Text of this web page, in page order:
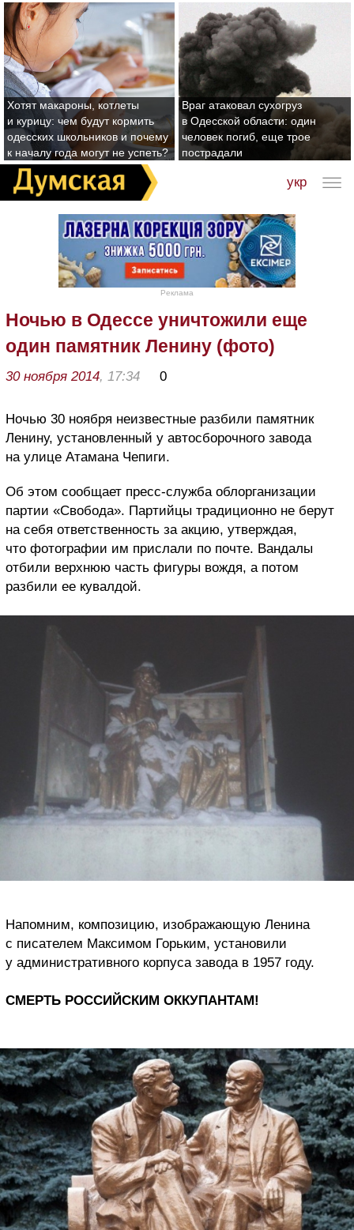
Хотят макароны, котлеты
и курицу: чем будут кормить
одесских школьников и почему
к началу года могут не успеть?
Враг атаковал сухогруз
в Одесской области: один
человек погиб, еще трое
пострадали
укр
Реклама
Ночью в Одессе уничтожили еще
один памятник Ленину (фото)
30 ноября 2014, 17:34 0
Ночью 30 ноября неизвестные разбили памятник
Ленину, установленный у автосборочного завода
на улице Атамана Чепиги.
Об этом сообщает пресс-служба облорганизации
партии «Свобода». Партийцы традиционно не берут
на себя ответственность за акцию, утверждая,
что фотографии им прислали по почте. Вандалы
отбили верхнюю часть фигуры вождя, а потом
разбили ее кувалдой.
Напомним, композицию, изображающую Ленина
с писателем Максимом Горьким, установили
у административного корпуса завода в 1957 году.
СМЕРТЬ РОССИЙСКИМ ОККУПАНТАМ!